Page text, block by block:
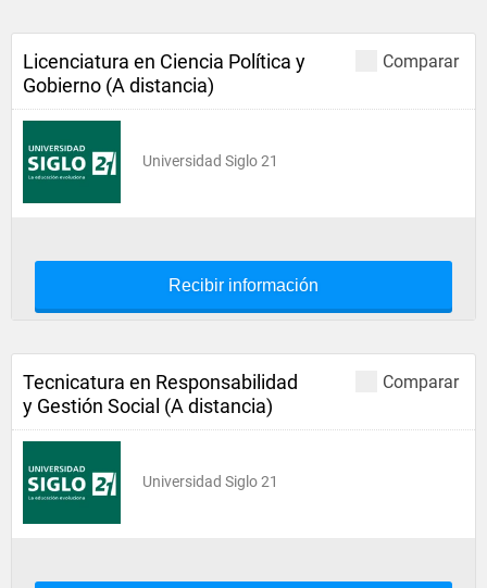
Comparar
Licenciatura en Ciencia Política y
Gobierno (A distancia)
Universidad Siglo 21
Recibir información
Comparar
Tecnicatura en Responsabilidad
y Gestión Social (A distancia)
Universidad Siglo 21